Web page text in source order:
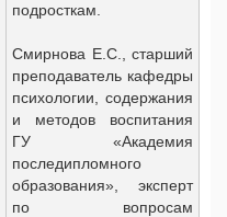
подросткам.
Смирнова Е.С., старший
преподаватель кафедры
психологии, содержания
и методов воспитания
ГУ «Академия
последипломного
образования», эксперт
по вопросам